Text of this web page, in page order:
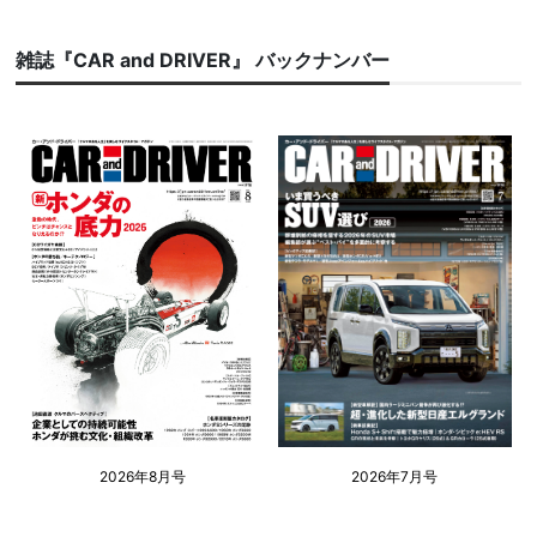
雑誌『CAR and DRIVER』 バックナンバー
2026年8月号 2026年7月号